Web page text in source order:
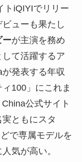
トiQIYIでリリー
ューも果たし
ーが主演を務め
て活躍するア
発表する年収
100」にこれま
公式サイト
実ともにスタ
で専属モデルを
気が高い。